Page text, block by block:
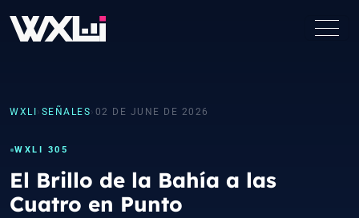
WXLI › SEÑALES › 02 DE JUNE DE 2026
WXLI 305
El Brillo de la Bahía a las
Cuatro en Punto